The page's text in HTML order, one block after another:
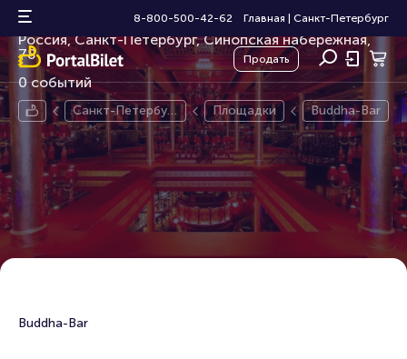
8-800-500-42-62 Главная Санкт-Петербург
Продать
Buddha-Bar
Россия, Санкт-Петербург, Синопская набережная,
78
0 событий
Санкт-Петербур
г
Площадки Buddha-Bar
Buddha-Bar